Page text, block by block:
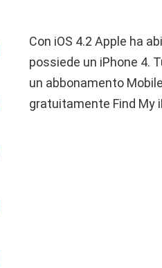
Con iOS 4.2 Apple ha
possiede un iPhone 4.
un abbonamento
gratuitamente Find My